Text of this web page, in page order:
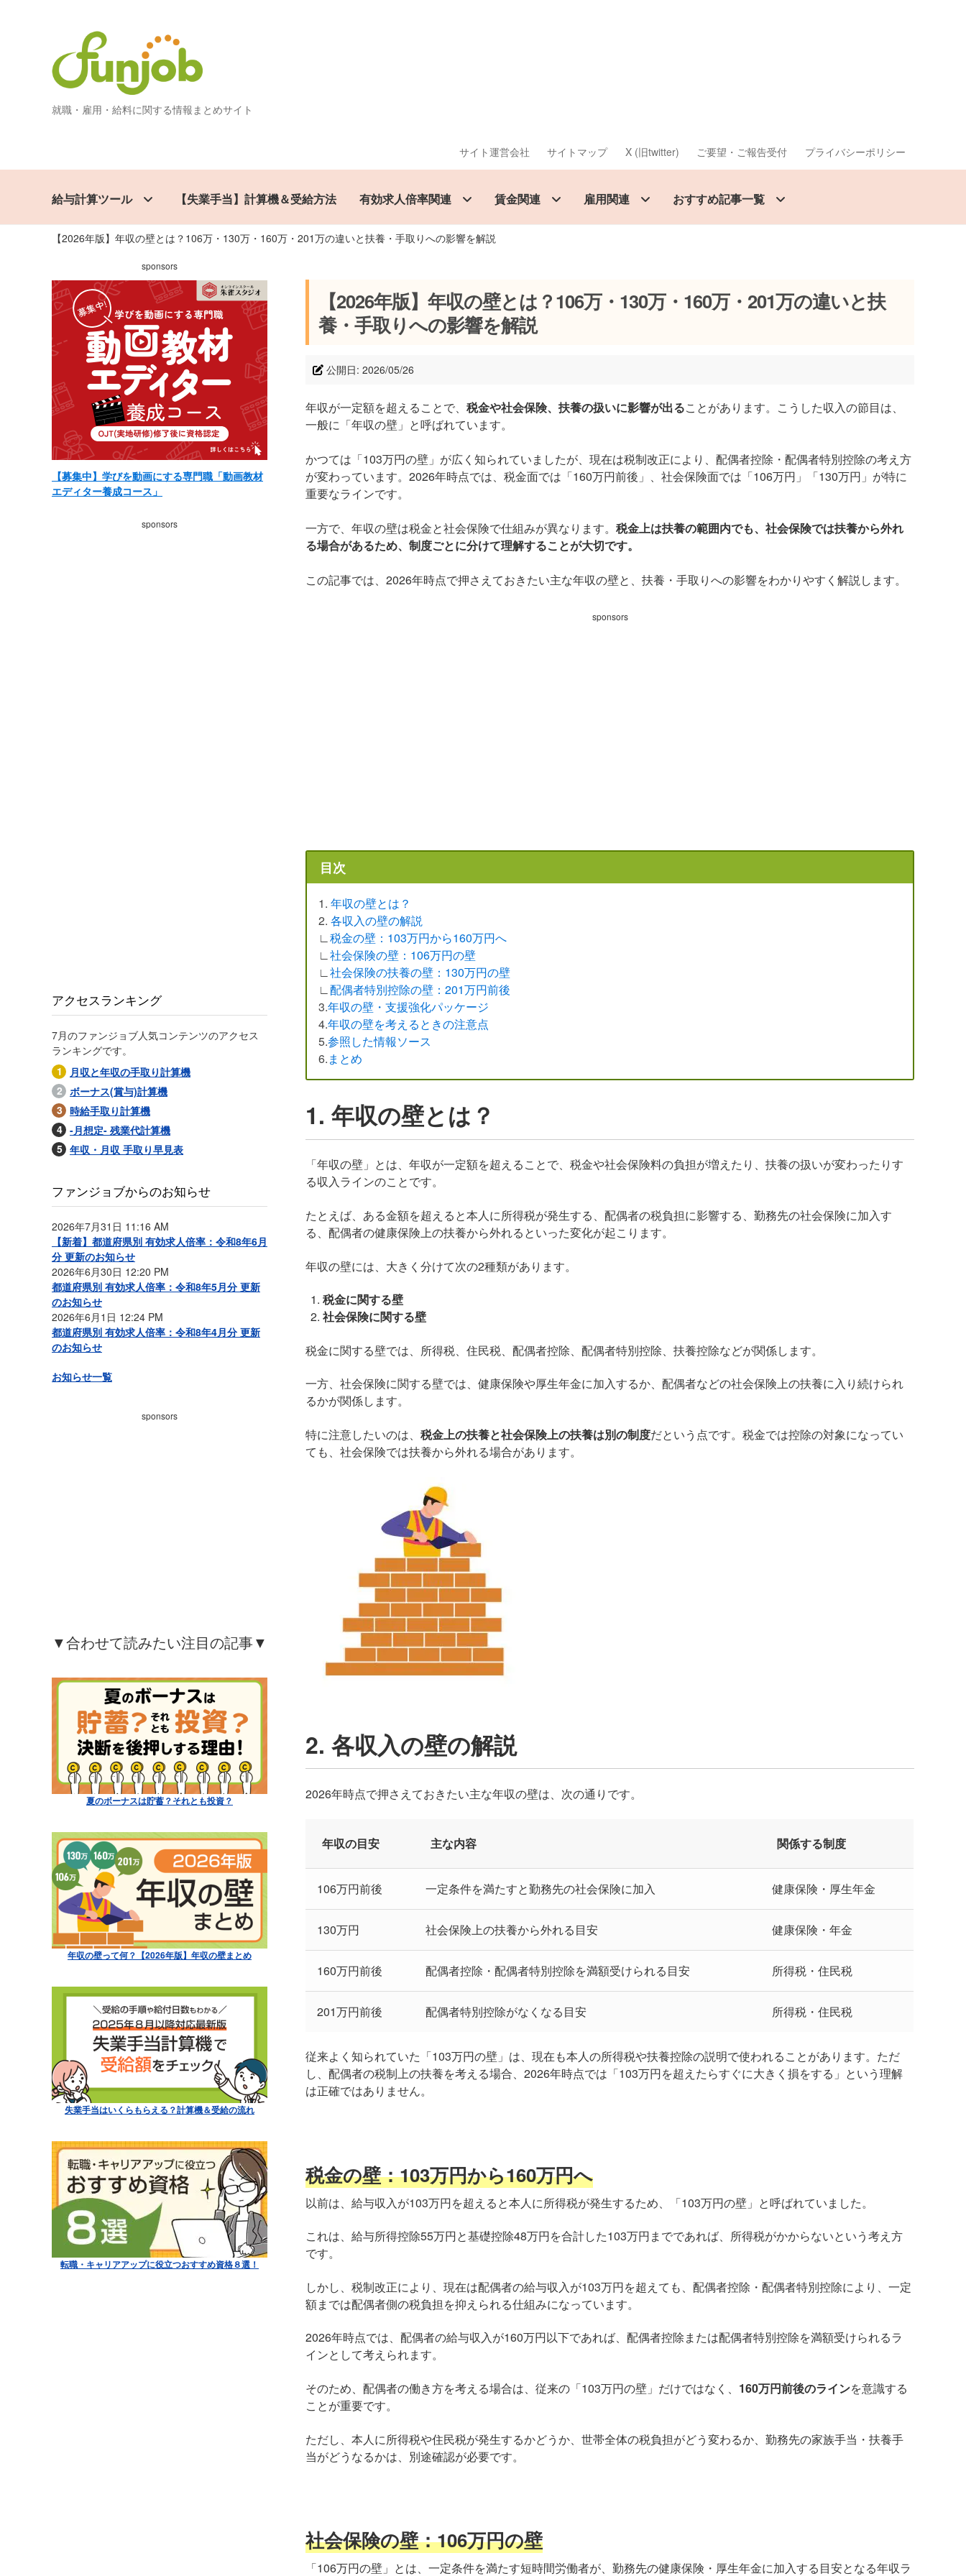
ナビゲーションへスキップ
コンテンツへスキップ
就職・雇用・給料に関する情報まとめサイト
サイト運営会社 サイトマップ X (旧twitter) ご要望・ご報告受付 プライバシーポリシー
給与計算ツール 【失業手当】計算機＆受給方法 有効求人倍率関連 賃金関連 雇用関連 おすすめ記事一覧
【2026年版】年収の壁とは？106万・130万・160万・201万の違いと扶養・手取りへの影響を解説
【2026年版】年収の壁とは？106万・130万・160万・201万の違いと扶
養・手取りへの影響を解説
公開日: 2026/05/26
年収が一定額を超えることで、税金や社会保険、扶養の扱いに影響が出ることがあります。こうした収入の節目は、
一般に「年収の壁」と呼ばれています。
かつては「103万円の壁」が広く知られていましたが、現在は税制改正により、配偶者控除・配偶者特別控除の考え方
が変わっています。2026年時点では、税金面では「160万円前後」、社会保険面では「106万円」「130万円」が特に
重要なラインです。
一方で、年収の壁は税金と社会保険で仕組みが異なります。税金上は扶養の範囲内でも、社会保険では扶養から外れ
る場合があるため、制度ごとに分けて理解することが大切です。
この記事では、2026年時点で押さえておきたい主な年収の壁と、扶養・手取りへの影響をわかりやすく解説します。
sponsors
目次
1.年収の壁とは？
2.各収入の壁の解説
∟税金の壁：103万円から160万円へ
∟社会保険の壁：106万円の壁
∟社会保険の扶養の壁：130万円の壁
∟配偶者特別控除の壁：201万円前後
3.年収の壁・支援強化パッケージ
4.年収の壁を考えるときの注意点
5.参照した情報ソース
6.まとめ
1. 年収の壁とは？
「年収の壁」とは、年収が一定額を超えることで、税金や社会保険料の負担が増えたり、扶養の扱いが変わったりす
る収入ラインのことです。
たとえば、ある金額を超えると本人に所得税が発生する、配偶者の税負担に影響する、勤務先の社会保険に加入す
る、配偶者の健康保険上の扶養から外れるといった変化が起こります。
年収の壁には、大きく分けて次の2種類があります。
税金に関する壁
社会保険に関する壁
税金に関する壁では、所得税、住民税、配偶者控除、配偶者特別控除、扶養控除などが関係します。
一方、社会保険に関する壁では、健康保険や厚生年金に加入するか、配偶者などの社会保険上の扶養に入り続けられ
るかが関係します。
特に注意したいのは、税金上の扶養と社会保険上の扶養は別の制度だという点です。税金では控除の対象になってい
ても、社会保険では扶養から外れる場合があります。
2. 各収入の壁の解説
2026年時点で押さえておきたい主な年収の壁は、次の通りです。
年収の目安 主な内容 関係する制度
106万円前後 一定条件を満たすと勤務先の社会保険に加入 健康保険・厚生年金
130万円 社会保険上の扶養から外れる目安 健康保険・年金
160万円前後 配偶者控除・配偶者特別控除を満額受けられる目安 所得税・住民税
201万円前後 配偶者特別控除がなくなる目安 所得税・住民税
従来よく知られていた「103万円の壁」は、現在も本人の所得税や扶養控除の説明で使われることがあります。ただ
し、配偶者の税制上の扶養を考える場合、2026年時点では「103万円を超えたらすぐに大きく損をする」という理解
は正確ではありません。
税金の壁：103万円から160万円へ
以前は、給与収入が103万円を超えると本人に所得税が発生するため、「103万円の壁」と呼ばれていました。
これは、給与所得控除55万円と基礎控除48万円を合計した103万円までであれば、所得税がかからないという考え方
です。
しかし、税制改正により、現在は配偶者の給与収入が103万円を超えても、配偶者控除・配偶者特別控除により、一定
額までは配偶者側の税負担を抑えられる仕組みになっています。
2026年時点では、配偶者の給与収入が160万円以下であれば、配偶者控除または配偶者特別控除を満額受けられるラ
インとして考えられます。
そのため、配偶者の働き方を考える場合は、従来の「103万円の壁」だけではなく、 160万円前後のラインを意識する
ことが重要です。
ただし、本人に所得税や住民税が発生するかどうか、世帯全体の税負担がどう変わるか、勤務先の家族手当・扶養手
当がどうなるかは、別途確認が必要です。
社会保険の壁：106万円の壁
「106万円の壁」とは、一定条件を満たす短時間労働者が、勤務先の健康保険・厚生年金に加入する目安となる年収ラ
sponsors
【募集中】学びを動画にする専門職「動画教材
エディター養成コース」
sponsors
アクセスランキング
7月のファンジョブ人気コンテンツのアクセス
ランキングです。
月収と年収の手取り計算機
ボーナス(賞与)計算機
時給手取り計算機
-月想定- 残業代計算機
年収・月収 手取り早見表
ファンジョブからのお知らせ
2026年7月31日 11:16 AM
【新着】都道府県別 有効求人倍率：令和8年6月
分 更新のお知らせ
2026年6月30日 12:20 PM
都道府県別 有効求人倍率：令和8年5月分 更新
のお知らせ
2026年6月1日 12:24 PM
都道府県別 有効求人倍率：令和8年4月分 更新
のお知らせ
お知らせ一覧
sponsors
▼合わせて読みたい注目の記事▼
夏のボーナスは貯蓄？それとも投資？
年収の壁って何？【2026年版】年収の壁まとめ
失業手当はいくらもらえる？計算機＆受給の流れ
転職・キャリアアップに役立つおすすめ資格８選！